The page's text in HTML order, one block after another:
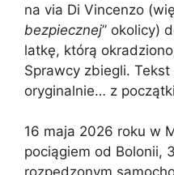
na via Di Vincenzo
bezpiecznej” okolicy)
latkę, którą
Sprawcy zbiegli.
oryginalnie… z
16 maja 2026 roku w
pociągiem od Bolonii,